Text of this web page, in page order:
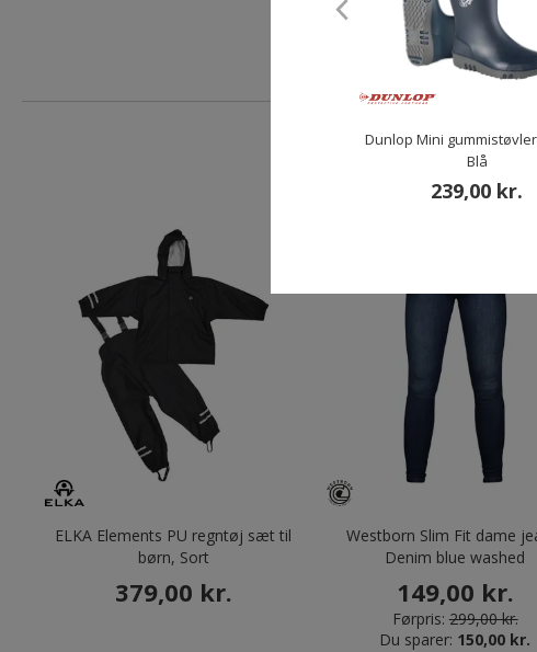
ELKA Elements PU regntøj sæt til
børn, Sort
379,00 kr.
Westborn Slim Fit dame
Denim blue washed
149,00 kr.
Førpris: 299,00 kr.
Du sparer: 150,00 kr.
Dunlop Mini
Blå
239,00 kr.